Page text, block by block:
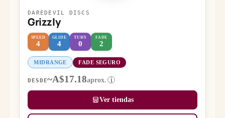
DAREDEVIL DISCS
Grizzly
SPEED
4
GLIDE
4
TURN
0
FADE
2
MIDRANGE FADE SEGURO
DESDE~A$17.18aprox. i
Ver tiendas